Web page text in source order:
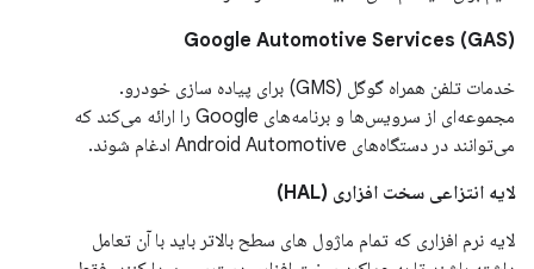
Google Automotive Services (GAS)
خدمات تلفن همراه گوگل (GMS) برای پیاده سازی خودرو.
مجموعه‌ای از سرویس‌ها و برنامه‌های Google را ارائه می‌کند که
می‌توانند در دستگاه‌های Android Automotive ادغام شوند.
لایه انتزاعی سخت افزاری (HAL)
لایه نرم افزاری که تمام ماژول های سطح بالاتر باید با آن تعامل